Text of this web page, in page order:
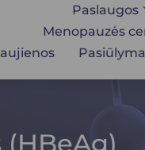
Paslaugos
Menopauzės